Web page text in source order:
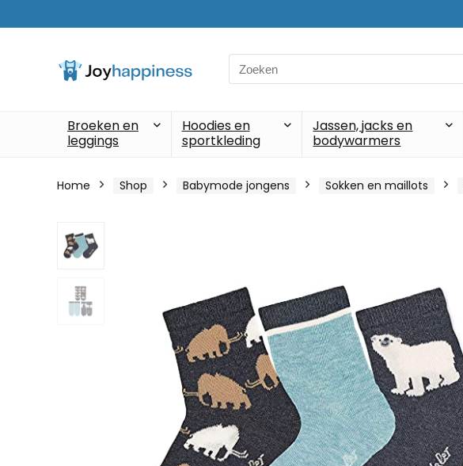
Search
for:
Broeken en
leggings
Hoodies en
sportkleding
Jassen, jacks en
bodywarmers
Home Shop Babymode jongens Sokken en maillots